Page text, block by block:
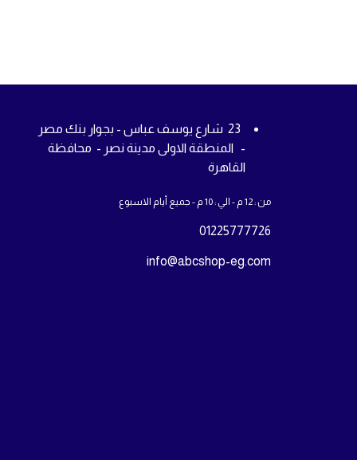
23 شارع يوسف عباس - بجوار بنك مصر
- المنطقة الاولى مدينة نصر - محافظة
القاهرة
من : 12 م - الي : 10 م - جميع أيام الاسبوع
01225777726
info@abcshop-eg.com